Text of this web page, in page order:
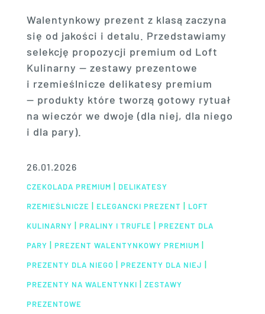
Walentynkowy prezent z klasą zaczyna
się od jakości i detalu. Przedstawiamy
selekcję propozycji premium od Loft
Kulinarny — zestawy prezentowe
i rzemieślnicze delikatesy premium
— produkty które tworzą gotowy rytuał
na wieczór we dwoje (dla niej, dla niego
i dla pary).
26.01.2026
CZEKOLADA PREMIUM | DELIKATESY
RZEMIEŚLNICZE | ELEGANCKI PREZENT | LOFT
KULINARNY | PRALINY I TRUFLE | PREZENT DLA
PARY | PREZENT WALENTYNKOWY PREMIUM |
PREZENTY DLA NIEGO | PREZENTY DLA NIEJ |
PREZENTY NA WALENTYNKI | ZESTAWY
PREZENTOWE